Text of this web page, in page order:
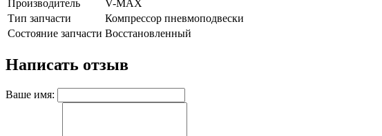
Производитель
V-MAX
Тип запчасти
Компрессор пневмоподвески
Состояние запчасти Восстановленный
Написать отзыв
Ваше имя: